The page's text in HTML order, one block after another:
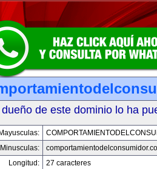
dueño de este dominio lo ha
Mayusculas:
Minusculas:
Longitud:
27 caracteres